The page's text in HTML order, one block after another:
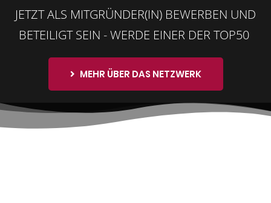
JETZT ALS MITGRÜNDER(IN) BEWERBEN UND
BETEILIGT SEIN - WERDE EINER DER TOP50
MEHR ÜBER DAS NETZWERK